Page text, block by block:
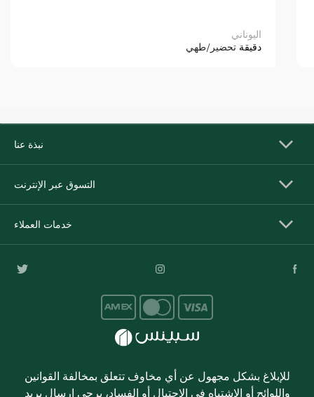
اليوناني
دقيقة تحضير/طهي
نبذة عنا
التسوق عبر الإنترنت
خدمات العملاء
للإبلاغ بشكل مجهول عن أي مخاوف تتعلق بمخالفة القوانين
واللوائح أو الاشتباه في الاحتيال أو الفساد، يرجى إرسال بريد